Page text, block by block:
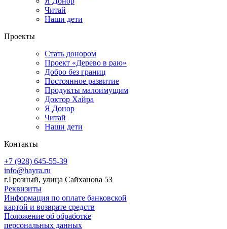
Читай
Наши дети
Проекты
Стать донором
Проект «Дерево в раю»
Добро без границ
Постоянное развитие
Продукты малоимущим
Доктор Хайра
Я Донор
Читай
Наши дети
Контакты
+7 (928) 645-55-39
info@hayra.ru
г.Грозный, улица Сайханова 53
Реквизиты
Информация по оплате банковской
картой и возврате средств
Положение об обработке
персональных данных